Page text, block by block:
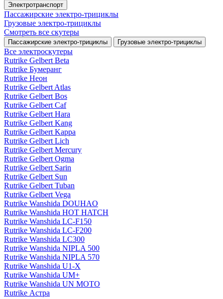
Электротранспорт
Пассажирские электро‑трициклы
Грузовые электро‑трициклы
Смотреть все скутеры
Пассажирские электро‑трициклы Грузовые электро‑трициклы
Все электро­скутеры
Rutrike Gelbert Beta
Rutrike Бумеранг
Rutrike Неон
Rutrike Gelbert Atlas
Rutrike Gelbert Bos
Rutrike Gelbert Caf
Rutrike Gelbert Hara
Rutrike Gelbert Kang
Rutrike Gelbert Kappa
Rutrike Gelbert Lich
Rutrike Gelbert Mercury
Rutrike Gelbert Ogma
Rutrike Gelbert Sarin
Rutrike Gelbert Sun
Rutrike Gelbert Tuban
Rutrike Gelbert Vega
Rutrike Wanshida DOUHAO
Rutrike Wanshida HOT HATCH
Rutrike Wanshida LC-F150
Rutrike Wanshida LC-F200
Rutrike Wanshida LC300
Rutrike Wanshida NIPLA 500
Rutrike Wanshida NIPLA 570
Rutrike Wanshida U1-X
Rutrike Wanshida UM+
Rutrike Wanshida UN MOTO
Rutrike Астра